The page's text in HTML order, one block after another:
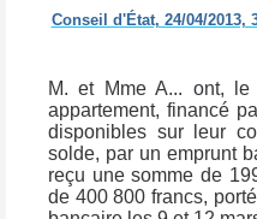
Conseil d'État, 24/04/2013,
M. et Mme A... ont,
appartement, financé
disponibles sur leur
solde, par un emprunt
reçu une somme de
de 400 800 francs,